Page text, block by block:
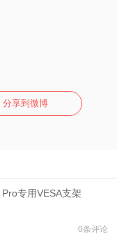
分享到微博
专用VESA支架
0条评论